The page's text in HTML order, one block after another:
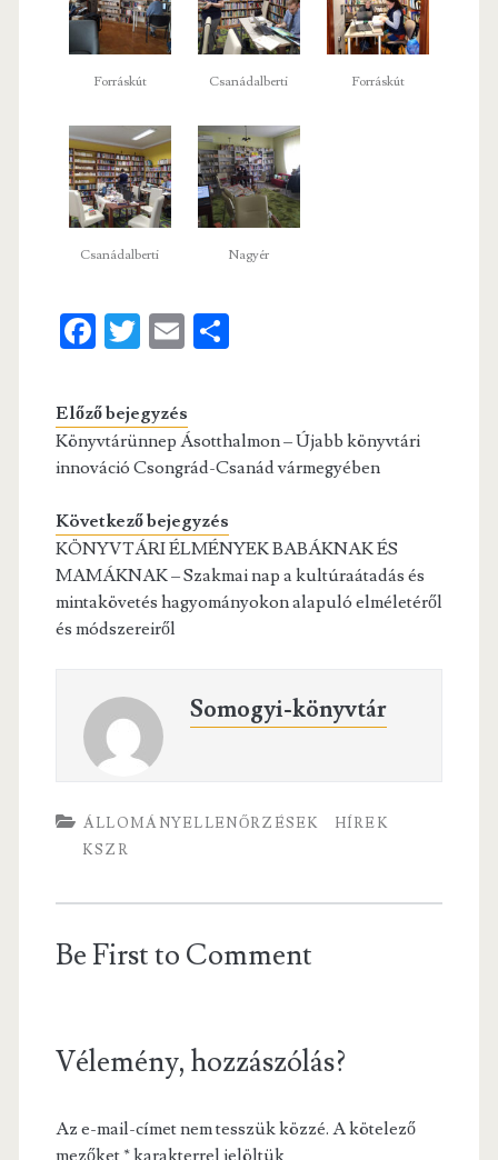
Forráskút Csanádalberti Forráskút
Csanádalberti Nagyér
Fa
b
o
o
k
T
itt
er
E
ai
l
S
Előző bejegyzés
Könyvtárünnep Ásotthalmon – Újabb könyvtári
innováció Csongrád-Csanád vármegyében
Következő bejegyzés
KÖNYVTÁRI ÉLMÉNYEK BABÁKNAK ÉS
MAMÁKNAK – Szakmai nap a kultúraátadás és
mintakövetés hagyományokon alapuló elméletéről
és módszereiről
Somogyi-könyvtár
ÁLLOMÁNYELLENŐRZÉSEK
HÍREK
KSZR
Be First to Comment
Vélemény, hozzászólás?
Az e-mail-címet nem tesszük közzé. A kötelező